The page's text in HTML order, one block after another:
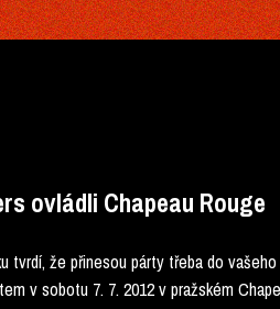
ovládli Chapeau Rouge
tvrdí, že přinesou párty třeba do
v sobotu 7. 7. 2012 v pražském